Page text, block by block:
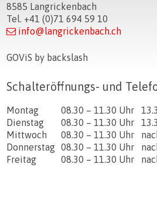
8585 Langrickenbach
Tel. +41 (0)71 694 59 10
info@langrickenbach.ch
GOViS by backslash
Schalteröffnungs- und
TagÖffnungszeiten Vormittag
Montag 08.30 – 11.30 Uhr
Dienstag
08.30 – 11.30 Uhr
Mittwoch
08.30 – 11.30 Uhr
Donnerstag 08.30 – 11.30 Uhr
Freitag
08.30 – 11.30 Uhr